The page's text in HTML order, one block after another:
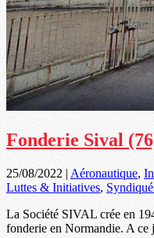
Fonderie Sival
25/08/2022 | Aéronautique,
Luttes & Initiatives,
La Société SIVAL crée en
fonderie en Normandie. A ce